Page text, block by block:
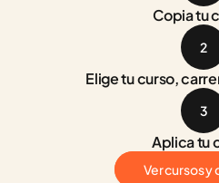
Copia tu
2
Elige tu curso,
3
Aplica tu
Ver cursos y